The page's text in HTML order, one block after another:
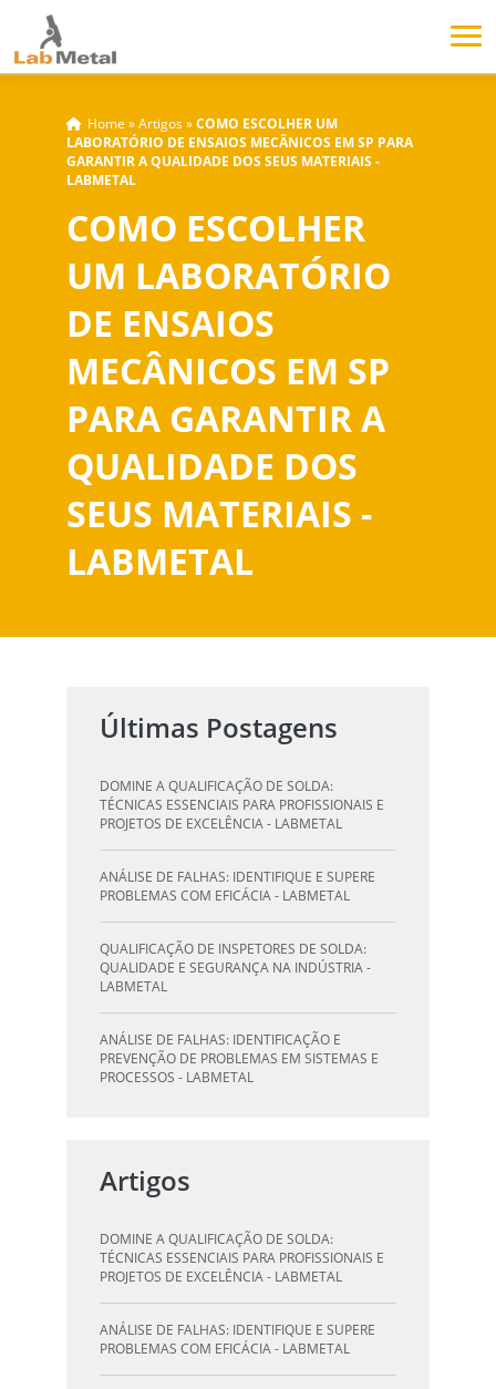
Home »Artigos»COMO ESCOLHER UM
LABORATÓRIO DE ENSAIOS MECÂNICOS EM SP PARA
GARANTIR A QUALIDADE DOS SEUS MATERIAIS -
LABMETAL
COMO ESCOLHER
UM LABORATÓRIO
DE ENSAIOS
MECÂNICOS EM SP
PARA GARANTIR A
QUALIDADE DOS
SEUS MATERIAIS -
LABMETAL
Últimas Postagens
DOMINE A QUALIFICAÇÃO DE SOLDA:
TÉCNICAS ESSENCIAIS PARA PROFISSIONAIS E
PROJETOS DE EXCELÊNCIA - LABMETAL
ANÁLISE DE FALHAS: IDENTIFIQUE E SUPERE
PROBLEMAS COM EFICÁCIA - LABMETAL
QUALIFICAÇÃO DE INSPETORES DE SOLDA:
QUALIDADE E SEGURANÇA NA INDÚSTRIA -
LABMETAL
ANÁLISE DE FALHAS: IDENTIFICAÇÃO E
PREVENÇÃO DE PROBLEMAS EM SISTEMAS E
PROCESSOS - LABMETAL
QUALIFICAÇÃO DE SOLDADORES: PILAR DO
LABMETAL
Artigos
DOMINE A QUALIFICAÇÃO DE SOLDA:
TÉCNICAS ESSENCIAIS PARA PROFISSIONAIS E
PROJETOS DE EXCELÊNCIA - LABMETAL
ANÁLISE DE FALHAS: IDENTIFIQUE E SUPERE
PROBLEMAS COM EFICÁCIA - LABMETAL